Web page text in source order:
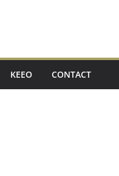
KEEO CONTACT